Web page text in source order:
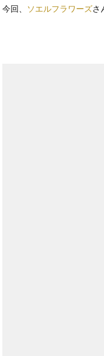
今回、 ソエルフラワーズさ